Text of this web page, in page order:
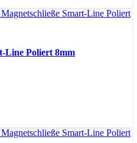
Line Poliert 8mm